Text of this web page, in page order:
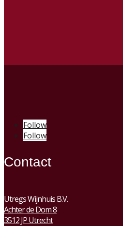
Follow
Follow
Contact
Utregs Wijnhuis B.V.
Achter de Dom 8
3512 JP Utrecht